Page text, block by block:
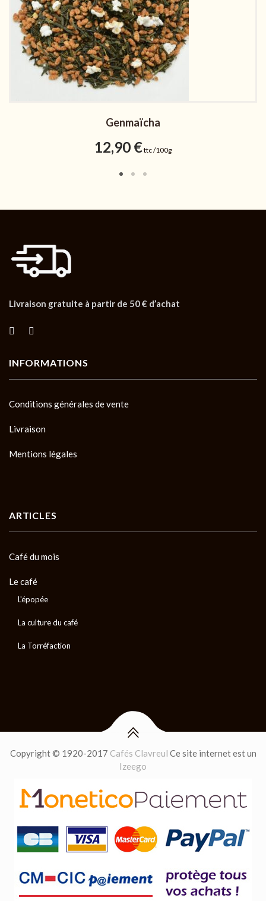
Genmaïcha
12,90 €ttc /100g
Livraison gratuite à partir de 50 € d’achat
INFORMATIONS
Conditions générales de vente
Livraison
Mentions légales
ARTICLES
Café du mois
Le café
L'épopée
La culture du café
La Torréfaction
Copyright © 1920-2017 Cafés Clavreul Ce site internet est un
Izeego